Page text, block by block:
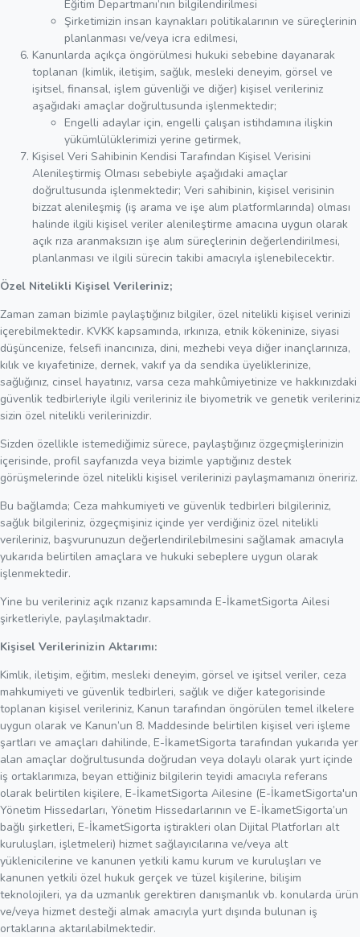
Eğitim Departmanı’nın bilgilendirilmesi
Şirketimizin insan kaynakları politikalarının ve süreçlerinin
planlanması ve/veya icra edilmesi,
Kanunlarda açıkça öngörülmesi hukuki sebebine dayanarak
toplanan (kimlik, iletişim, sağlık, mesleki deneyim, görsel ve
işitsel, finansal, işlem güvenliği ve diğer) kişisel verileriniz
aşağıdaki amaçlar doğrultusunda işlenmektedir;
Engelli adaylar için, engelli çalışan istihdamına ilişkin
yükümlülüklerimizi yerine getirmek,
Kişisel Veri Sahibinin Kendisi Tarafından Kişisel Verisini
Alenileştirmiş Olması sebebiyle aşağıdaki amaçlar
doğrultusunda işlenmektedir; Veri sahibinin, kişisel verisinin
bizzat alenileşmiş (iş arama ve işe alım platformlarında) olması
halinde ilgili kişisel veriler alenileştirme amacına uygun olarak
açık rıza aranmaksızın işe alım süreçlerinin değerlendirilmesi,
planlanması ve ilgili sürecin takibi amacıyla işlenebilecektir.
Özel Nitelikli Kişisel Verileriniz;
Zaman zaman bizimle paylaştığınız bilgiler, özel nitelikli kişisel verinizi
içerebilmektedir. KVKK kapsamında, ırkınıza, etnik kökeninize, siyasi
düşüncenize, felsefi inancınıza, dini, mezhebi veya diğer inançlarınıza,
kılık ve kıyafetinize, dernek, vakıf ya da sendika üyeliklerinize,
sağlığınız, cinsel hayatınız, varsa ceza mahkûmiyetinize ve hakkınızdaki
güvenlik tedbirleriyle ilgili verileriniz ile biyometrik ve genetik verileriniz
sizin özel nitelikli verilerinizdir.
Sizden özellikle istemediğimiz sürece, paylaştığınız özgeçmişlerinizin
içerisinde, profil sayfanızda veya bizimle yaptığınız destek
görüşmelerinde özel nitelikli kişisel verilerinizi paylaşmamanızı öneririz.
Bu bağlamda; Ceza mahkumiyeti ve güvenlik tedbirleri bilgileriniz,
sağlık bilgileriniz, özgeçmişiniz içinde yer verdiğiniz özel nitelikli
verileriniz, başvurunuzun değerlendirilebilmesini sağlamak amacıyla
yukarıda belirtilen amaçlara ve hukuki sebeplere uygun olarak
işlenmektedir.
Yine bu verileriniz açık rızanız kapsamında E-İkametSigorta Ailesi
şirketleriyle, paylaşılmaktadır.
Kişisel Verilerinizin Aktarımı:
Kimlik, iletişim, eğitim, mesleki deneyim, görsel ve işitsel veriler, ceza
mahkumiyeti ve güvenlik tedbirleri, sağlık ve diğer kategorisinde
toplanan kişisel verileriniz, Kanun tarafından öngörülen temel ilkelere
uygun olarak ve Kanun’un 8. Maddesinde belirtilen kişisel veri işleme
şartları ve amaçları dahilinde, E-İkametSigorta tarafından yukarıda yer
alan amaçlar doğrultusunda doğrudan veya dolaylı olarak yurt içinde
iş ortaklarımıza, beyan ettiğiniz bilgilerin teyidi amacıyla referans
olarak belirtilen kişilere, E-İkametSigorta Ailesine (E-İkametSigorta'un
Yönetim Hissedarları, Yönetim Hissedarlarının ve E-İkametSigorta’un
bağlı şirketleri, E-İkametSigorta iştirakleri olan Dijital Platforları alt
kuruluşları, işletmeleri) hizmet sağlayıcılarına ve/veya alt
yüklenicilerine ve kanunen yetkili kamu kurum ve kuruluşları ve
kanunen yetkili özel hukuk gerçek ve tüzel kişilerine, bilişim
teknolojileri, ya da uzmanlık gerektiren danışmanlık vb. konularda ürün
ve/veya hizmet desteği almak amacıyla yurt dışında bulunan iş
ortaklarına aktarılabilmektedir.